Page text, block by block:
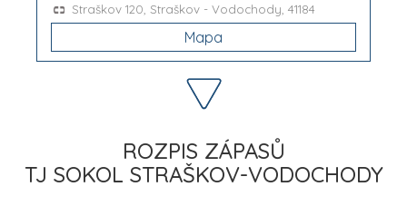
Straškov 120, Straškov - Vodochody, 41184
Mapa
ROZPIS ZÁPASŮ
TJ SOKOL STRAŠKOV-VODOCHODY